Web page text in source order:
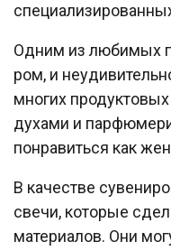
Одним из любимых
ром, и
многих
духами и
понравиться как
В качестве
свечи, которые
материалов. Они